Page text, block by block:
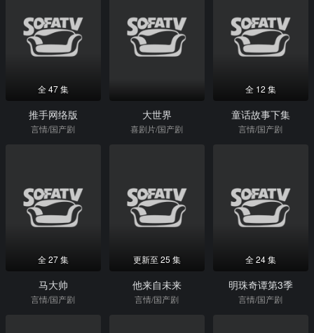
全 47 集
推手网络版
言情/国产剧
大世界
喜剧片/国产剧
全 12 集
童话故事下集
言情/国产剧
全 27 集
马大帅
言情/国产剧
更新至 25 集
他来自未来
言情/国产剧
全 24 集
明珠奇谭第3季
言情/国产剧